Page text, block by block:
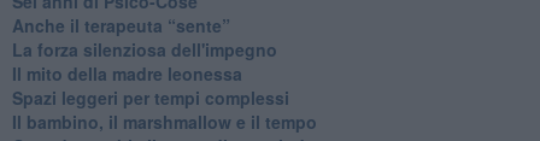
​Anche il terapeuta “sente”
​La forza silenziosa dell'impegno
​Il mito della madre leonessa
Spazi leggeri per tempi complessi
Il bambino, il marshmallow e il tempo